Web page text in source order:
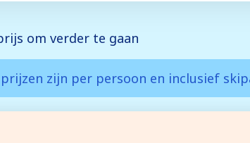
om verder te gaan
zijn per persoon en inclusief